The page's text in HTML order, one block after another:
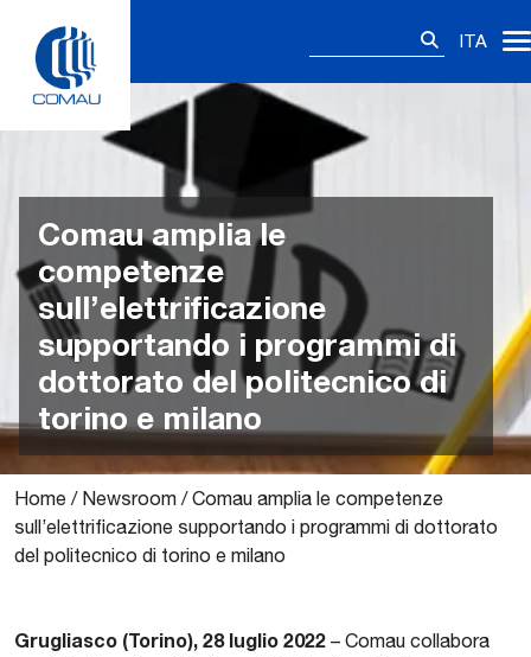
content
ITA
Comau amplia le
competenze
sull’elettrificazione
supportando i programmi di
dottorato del politecnico di
torino e milano
Home / Newsroom /Comau amplia le competenze
sull’elettrificazione supportando i programmi di dottorato
del politecnico di torino e milano
Grugliasco (Torino), 28 luglio 2022 – Comau collabora